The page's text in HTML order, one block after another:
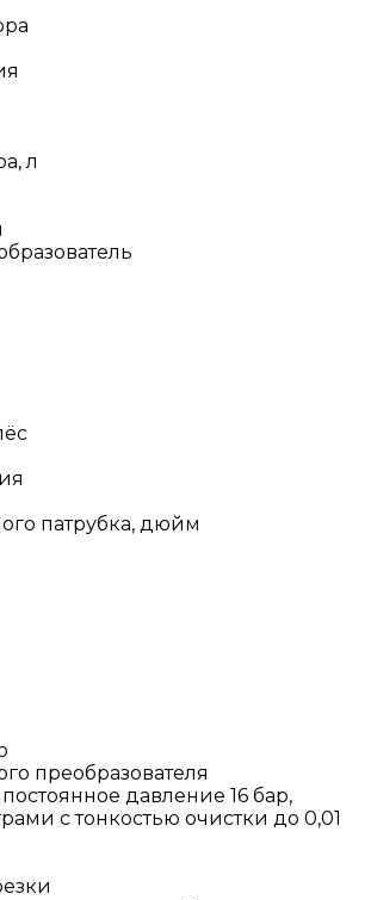
л
патрубка, дюйм
преобразователя
давление 16 бар,
с тонкостью очистки до 0,01